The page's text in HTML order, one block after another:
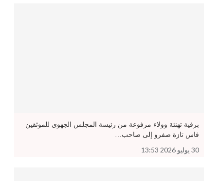
برقية تهنئة وولاء مرفوعة من رئيسة المجلس الجهوي للموثقين
فاس تازة صفرو إلى صاحب…
30 يوليو 2026 13:53